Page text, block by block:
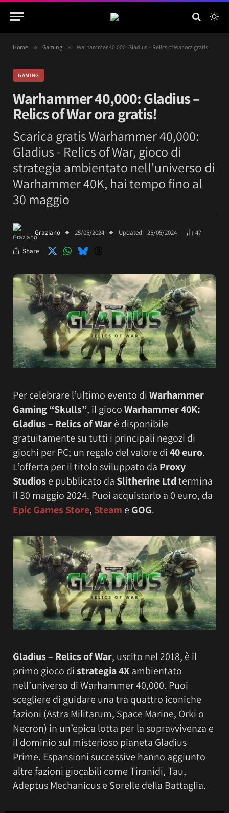
Home » Gaming » Warhammer 40,000: Gladius – Relics of War ora gratis!
GAMING
Warhammer 40,000: Gladius –
Relics of War ora gratis!
Scarica gratis Warhammer 40,000:
Gladius - Relics of War, gioco di
strategia ambientato nell'universo di
Warhammer 40K, hai tempo fino al
30 maggio
Graziano 25/05/2024 Updated: 25/05/2024 47
Share
Per celebrare l’ultimo evento diWarhammer
Gaming “Skulls”, il giocoWarhammer 40K:
Gladius – Relics of Warè disponibile
gratuitamente su tutti i principali negozi di
giochi per PC; un regalo del valore di40 euro.
L’offerta per il titolo sviluppato da Proxy
Studiose pubblicato da Slitherine Ltdtermina
il 30 maggio 2024. Puoi acquistarlo a 0 euro, da
Epic Games Store, Steam e GOG.
Gladius – Relics of War, uscito nel 2018, è il
primo gioco distrategia 4Xambientato
nell’universo di Warhammer 40,000. Puoi
scegliere di guidare una tra quattro iconiche
fazioni (Astra Militarum, Space Marine, Orki o
Necron) in un’epica lotta per la sopravvivenza e
il dominio sul misterioso pianeta Gladius
Prime. Espansioni successive hanno aggiunto
altre fazioni giocabili come Tiranidi, Tau,
Adeptus Mechanicus e Sorelle della Battaglia.